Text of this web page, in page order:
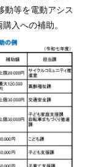
動等を電動アシス
入への補助。